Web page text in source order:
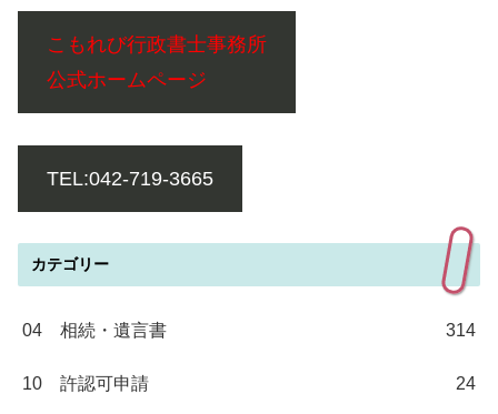
こもれび行政書士事務所
公式ホームページ
TEL:042-719-3665
カテゴリー
04 相続・遺言書 314
10 許認可申請 24